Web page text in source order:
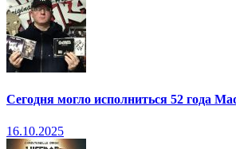
Сегодня могло исполниться 52 года
16.10.2025